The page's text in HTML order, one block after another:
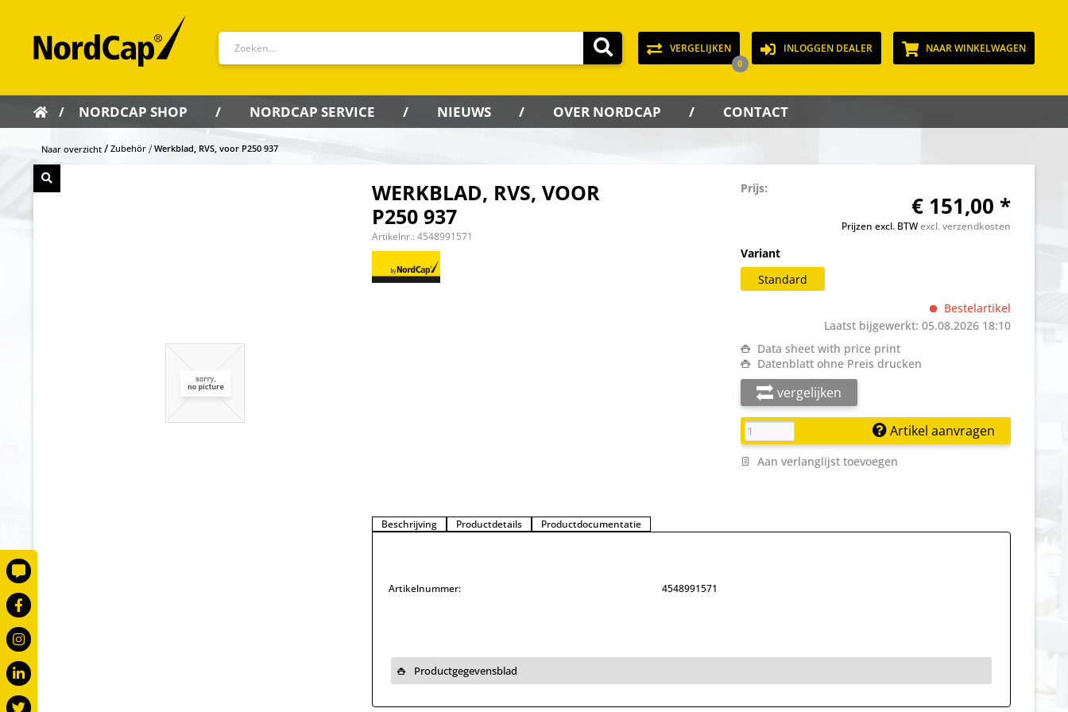
VERGELIJKEN
0
INLOGGEN DEALER NAAR WINKELWAGEN
NORDCAP SHOP NORDCAP SERVICE NIEUWS OVER NORDCAP CONTACT
Naar overzicht Zubehör Werkblad, RVS, voor P250 937
WERKBLAD, RVS, VOOR
P250 937
Artikelnr.: 4548991571
Prijs:
€ 151,00 *
Prijzen excl. BTWexcl. verzendkosten
Variant
Standard
Bestelartikel
Laatst bijgewerkt: 05.08.2026 18:10
Data sheet with price print
Datenblatt ohne Preis drucken
vergelijken
Artikel aanvragen
Aan verlanglijst toevoegen
Beschrijving Productdetails Productdocumentatie
Artikelnummer: 4548991571
Productgegevensblad